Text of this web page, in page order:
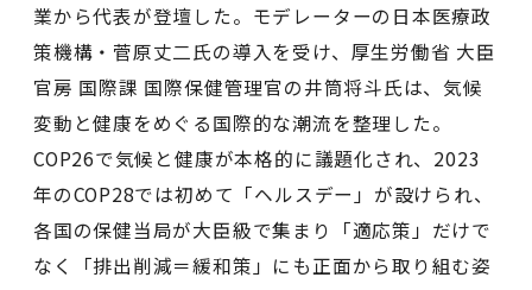
業から代表が登壇した。モデレーターの日本医療政
策機構・菅原丈二氏の導入を受け、厚⽣労働省 ⼤⾂
官房 国際課 国際保健管理官の井筒将斗氏は、気候
変動と健康をめぐる国際的な潮流を整理した。
COP26で気候と健康が本格的に議題化され、2023
年のCOP28では初めて「ヘルスデー」が設けられ、
各国の保健当局が大臣級で集まり「適応策」だけで
なく「排出削減＝緩和策」にも正面から取り組む姿